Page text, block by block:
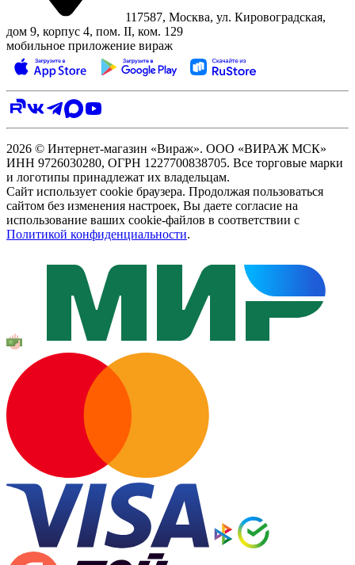
117587, Москва, ул. Кировоградская,
дом 9, корпус 4, пом. II, ком. 129
мобильное приложение вираж
2026 © Интернет-магазин «Вираж». ООО «ВИРАЖ МСК»
ИНН 9726030280, ОГРН 1227700838705. Все торговые марки
и логотипы принадлежат их владельцам.
Сайт использует cookie браузера. Продолжая пользоваться
сайтом без изменения настроек, Вы даете согласие на
использование ваших cookie-файлов в соответствии с
Политикой конфиденциальности.